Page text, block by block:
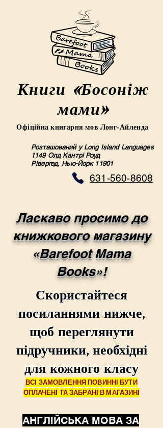
Книги «Босоніж
мами»
Офіційна книгарня мов Лонг-Айленда
Розташований у Long Island Languages
1149 Олд Кантрі Роуд
Рівергед, Нью-Йорк 11901
631-560-8608
Ласкаво просимо до
книжкового магазину
«Barefoot Mama
Books»!
Скористайтеся
посиланнями нижче,
щоб переглянути
підручники, необхідні
для кожного класу
ВСІ ЗАМОВЛЕННЯ ПОВИННІ БУТИ
ОПЛАЧЕНІ ТА ЗАБРАНІ В МАГАЗИНІ
АНГЛІЙСЬКА МОВА ЗА